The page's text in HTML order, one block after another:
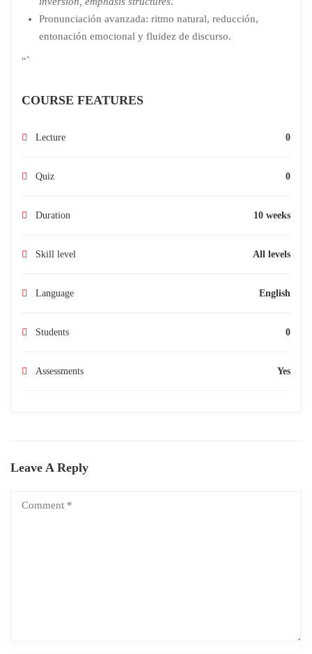
Pronunciación avanzada: ritmo natural, reducción,
entonación emocional y fluidez de discurso.
“`
COURSE FEATURES
Lecture 0
Quiz 0
Duration 10 weeks
Skill level All levels
Language English
Students 0
Assessments Yes
Leave A Reply